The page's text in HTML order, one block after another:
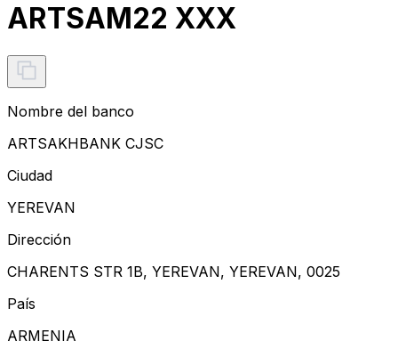
ARTSAM22 XXX
Nombre del banco
ARTSAKHBANK CJSC
Ciudad
YEREVAN
Dirección
CHARENTS STR 1B, YEREVAN, YEREVAN, 0025
País
ARMENIA